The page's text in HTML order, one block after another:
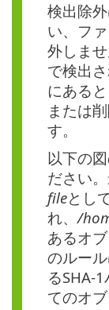
検出除
い、フ
外しま
で検出
にある
または
す。
以下の
ださい
fileとし
れ、/
あるオ
のルー
るSHA-
てのオ